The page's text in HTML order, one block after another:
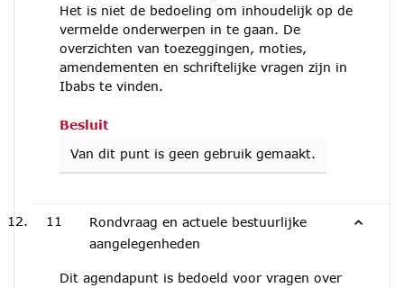
Het is niet de bedoeling om inhoudelijk op de
vermelde onderwerpen in te gaan. De
overzichten van toezeggingen, moties,
amendementen en schriftelijke vragen zijn in
Ibabs te vinden.
Besluit
Van dit punt is geen gebruik gemaakt.
11
Rondvraag en actuele bestuurlijke
aangelegenheden
Dit agendapunt is bedoeld voor vragen over